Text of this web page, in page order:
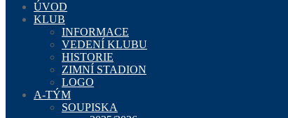
ÚVOD
KLUB
INFORMACE
VEDENÍ KLUBU
HISTORIE
ZIMNÍ STADION
LOGO
A-TÝM
SOUPISKA